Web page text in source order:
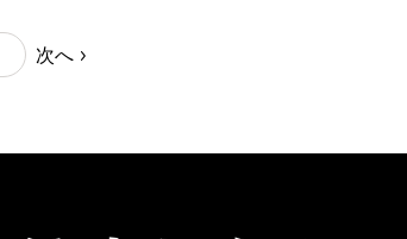
次へ